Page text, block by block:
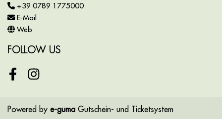
+39 0789 1775000
E-Mail
Web
FOLLOW US
FacebookInstagram
Powered by e-guma Gutschein- und Ticketsystem